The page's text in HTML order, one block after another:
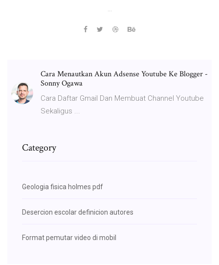
Cara Menautkan Akun Adsense Youtube Ke Blogger -
Sonny Ogawa
Cara Daftar Gmail Dan Membuat Channel Youtube
Sekaligus ...
Category
Geologia fisica holmes pdf
Desercion escolar definicion autores
Format pemutar video di mobil